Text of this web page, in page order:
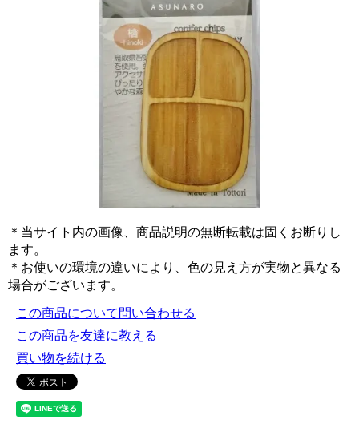
＊当サイト内の画像、商品説明の無断転載は固くお断りし
ます。
＊お使いの環境の違いにより、色の見え方が実物と異なる
場合がございます。
この商品について問い合わせる
この商品を友達に教える
買い物を続ける